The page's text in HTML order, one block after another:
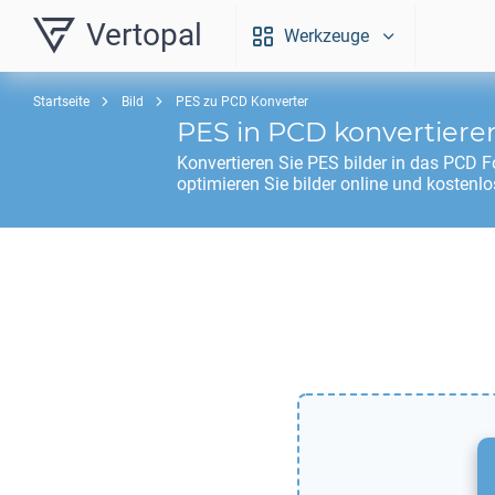
Vertopal Werkzeuge
Startseite Bild PES zu PCD Konverter
PES in PCD
Konvertieren Sie PES bilder in das PCD
optimieren Sie bilder online und